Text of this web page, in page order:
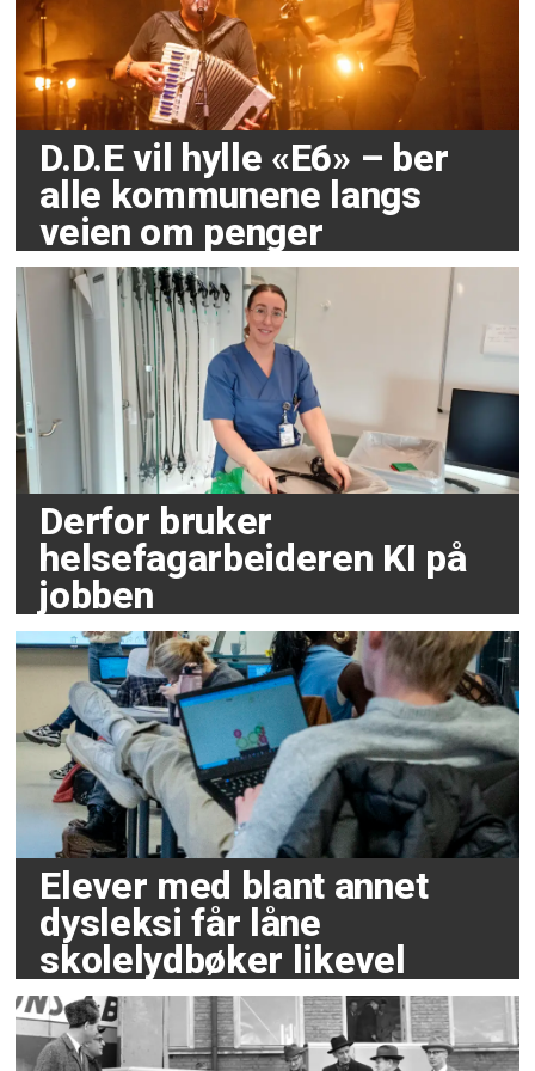
D.D.E vil hylle «E6» – ber
alle kommunene langs
veien om penger
Derfor bruker
helsefagarbeideren KI på
jobben
Elever med blant annet
dysleksi får låne
skolelydbøker likevel